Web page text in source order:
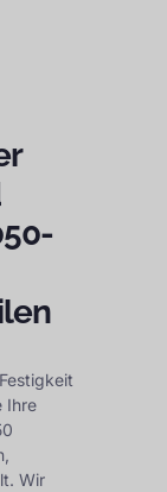
Ihre
Wir